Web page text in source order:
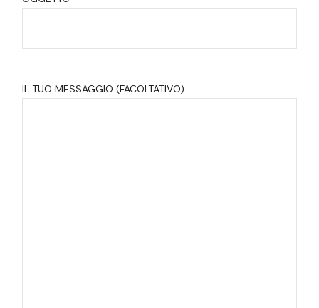
IL TUO MESSAGGIO (FACOLTATIVO)